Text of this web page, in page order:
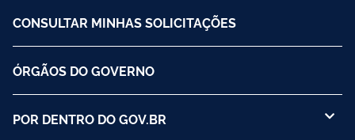
CONSULTAR MINHAS SOLICITAÇÕES
ÓRGÃOS DO GOVERNO
POR DENTRO DO GOV.BR